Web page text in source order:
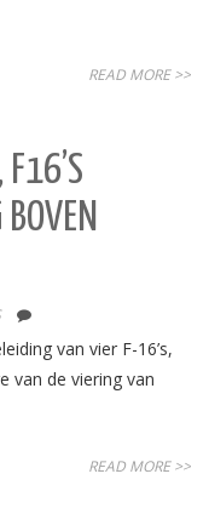
READ MORE >>
van vier F-16’s,
van de viering van
READ MORE >>